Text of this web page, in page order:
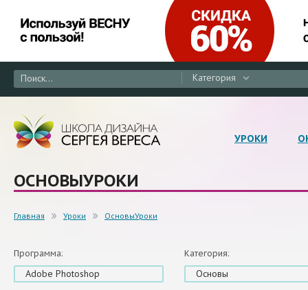
Категория
УРОКИ
ОСНОВЫУРОКИ
Главная Уроки ОсновыУроки
Программа:
Adobe Photoshop
Категория:
Основы